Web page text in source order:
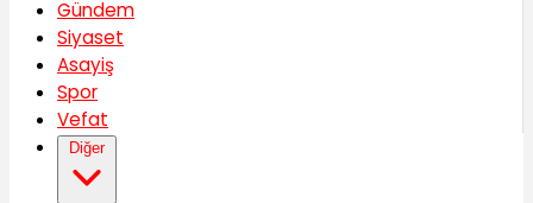
Gündem
Siyaset
Asayiş
Spor
Vefat
Diğer